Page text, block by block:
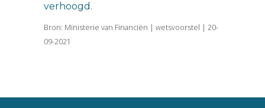
verhoogd.
Bron: Ministerie van Financiën | wetsvoorstel | 20-
09-2021